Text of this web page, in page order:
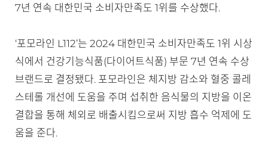
7년 연속 대한민국 소비자만족도 1위를 수상했다.
‘포모라인 L112’는 2024 대한민국 소비자만족도 1위 시상
식에서 건강기능식품(다이어트식품) 부문 7년 연속 수상
브랜드로 결정됐다. 포모라인은 체지방 감소와 혈중 콜레
스테롤 개선에 도움을 주며 섭취한 음식물의 지방을 이온
결합을 통해 체외로 배출시킴으로써 지방 흡수 억제에 도
움을 준다.